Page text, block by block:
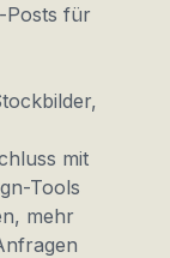
Posts für
mit
Tools
mehr